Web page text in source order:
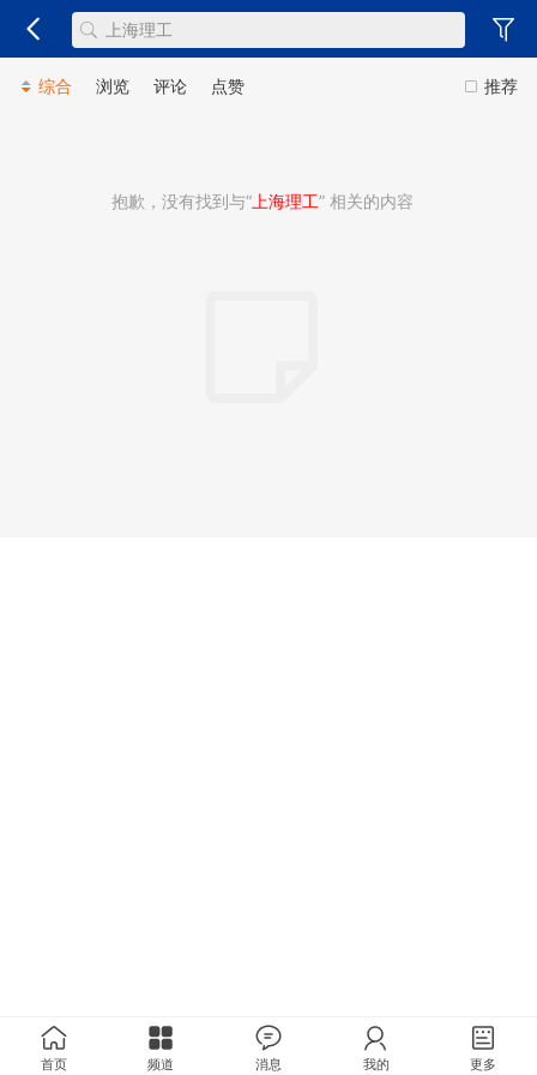
推荐
综合 浏览 评论 点赞
抱歉，没有找到与“ 上海理工” 相关的内容
首页 频道 消息 我的 更多